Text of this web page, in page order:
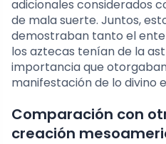
adicionales considerados
de mala suerte. Juntos,
demostraban tanto el
los aztecas tenían de la
importancia que
manifestación de lo divino
Comparación con
creación